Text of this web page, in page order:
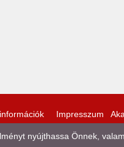
Impresszum
nyújthassa Önnek,